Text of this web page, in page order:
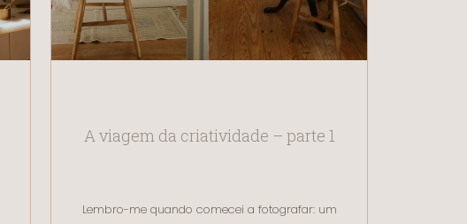
A viagem da criatividade – parte 1
Lembro-me quando comecei a fotografar: um